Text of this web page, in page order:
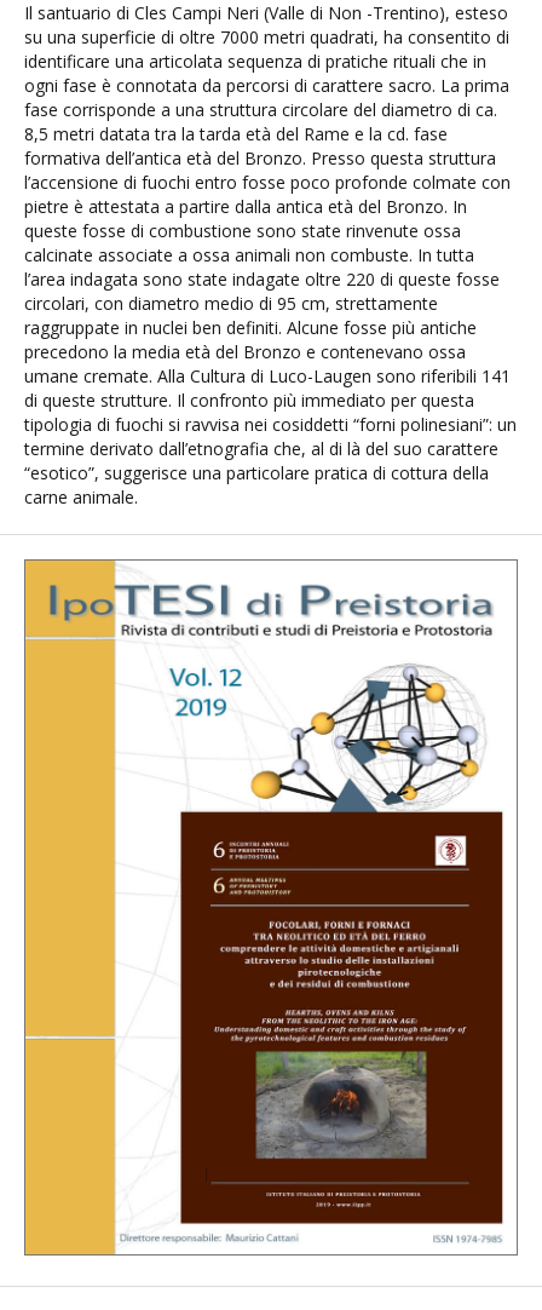
Il santuario di Cles Campi Neri (Valle di Non -Trentino), esteso
su una superficie di oltre 7000 metri quadrati, ha consentito di
identificare una articolata sequenza di pratiche rituali che in
ogni fase è connotata da percorsi di carattere sacro. La prima
fase corrisponde a una struttura circolare del diametro di ca.
8,5 metri datata tra la tarda età del Rame e la cd. fase
formativa dell’antica età del Bronzo. Presso questa struttura
l’accensione di fuochi entro fosse poco profonde colmate con
pietre è attestata a partire dalla antica età del Bronzo. In
queste fosse di combustione sono state rinvenute ossa
calcinate associate a ossa animali non combuste. In tutta
l’area indagata sono state indagate oltre 220 di queste fosse
circolari, con diametro medio di 95 cm, strettamente
raggruppate in nuclei ben definiti. Alcune fosse più antiche
precedono la media età del Bronzo e contenevano ossa
umane cremate. Alla Cultura di Luco-Laugen sono riferibili 141
di queste strutture. Il confronto più immediato per questa
tipologia di fuochi si ravvisa nei cosiddetti “forni polinesiani”: un
termine derivato dall’etnografia che, al di là del suo carattere
“esotico”, suggerisce una particolare pratica di cottura della
carne animale.